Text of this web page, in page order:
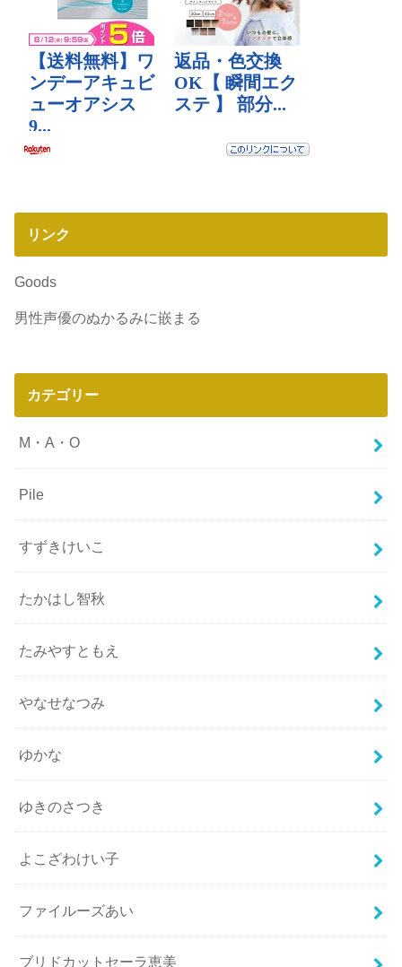
リンク
Goods
男性声優のぬかるみに嵌まる
カテゴリー
M・A・O
Pile
すずきけいこ
たかはし智秋
たみやすともえ
やなせなつみ
ゆかな
ゆきのさつき
よこざわけい子
ファイルーズあい
ブリドカットセーラ恵美